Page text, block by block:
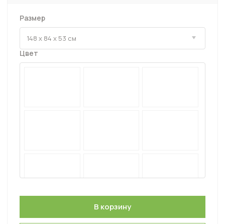
Размер
Цвет